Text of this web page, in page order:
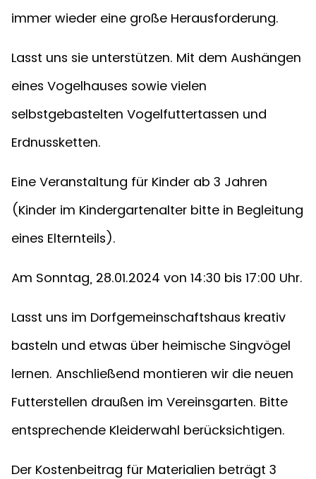
immer wieder eine große Herausforderung.
Lasst uns sie unterstützen. Mit dem Aushängen
eines Vogelhauses sowie vielen
selbstgebastelten Vogelfuttertassen und
Erdnussketten.
Eine Veranstaltung für Kinder ab 3 Jahren
(Kinder im Kindergartenalter bitte in Begleitung
eines Elternteils).
Am Sonntag, 28.01.2024 von 14:30 bis 17:00 Uhr.
Lasst uns im Dorfgemeinschaftshaus kreativ
basteln und etwas über heimische Singvögel
lernen. Anschließend montieren wir die neuen
Futterstellen draußen im Vereinsgarten. Bitte
entsprechende Kleiderwahl berücksichtigen.
Der Kostenbeitrag für Materialien beträgt 3